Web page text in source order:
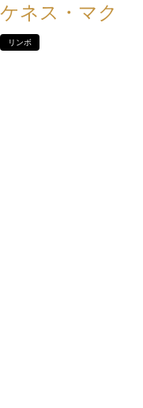
ケネス・マク
リンボ